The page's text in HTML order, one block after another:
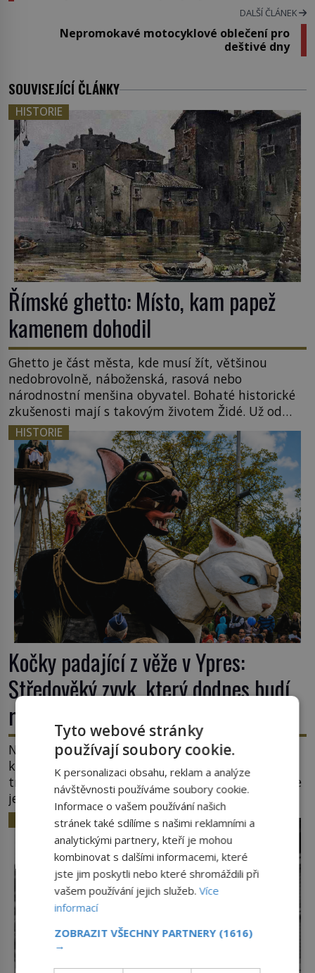
DALŠÍ ČLÁNEK
Nepromokavé motocyklové oblečení pro
deštivé dny
SOUVISEJÍCÍ ČLÁNKY
HISTORIE
Římské ghetto: Místo, kam papež
kamenem dohodil
Ghetto je část města, kde musí žít, většinou
nedobrovolně, náboženská, rasová nebo
národnostní menšina obyvatel. Bohaté historické
zkušenosti mají s takovým životem Židé. Už od
středověku jsou totiž v každou chvíli nuceni v
nějakém žít. Mezi ty nejslavnější patří i římské
ghetto založené v roce 1555. Pokud jde o vztah
k Židům, nemá se Řím čím chlubit. […]
HISTORIE
Kočky padající z věže v Ypres:
Středověký zvyk, který dodnes budí
rozpaky
Na hlavním náměstí belgického města Ypres se
každé tři roky shromáždí tisíce lidí. Z věže slavné
tržnice létají do davu kočky, diváci jásají a snaží se
je chytit. Naštěstí už nejde o živá zvířata, ale
jenom o plyšové suvenýry. Kdysi to ale bylo jinak.
Tato veselá podívaná připomíná jeden z
nejpodivnějších a zároveň nejkrutějších zvyků […]
HISTORIE
Tyto webové stránky
používají soubory cookie.
K personalizaci obsahu, reklam a analýze
návštěvnosti používáme soubory cookie.
Informace o vašem používání našich
stránek také sdílíme s našimi reklamními a
analytickými partnery, kteří je mohou
kombinovat s dalšími informacemi, které
jste jim poskytli nebo které shromáždili při
vašem používání jejich služeb.Více
informací
ZOBRAZIT VŠECHNY PARTNERY (1616)
→